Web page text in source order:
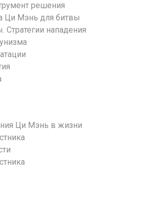
решения
Ци Мэнь для битвы
Стратегии нападения
Ци Мэнь в жизни